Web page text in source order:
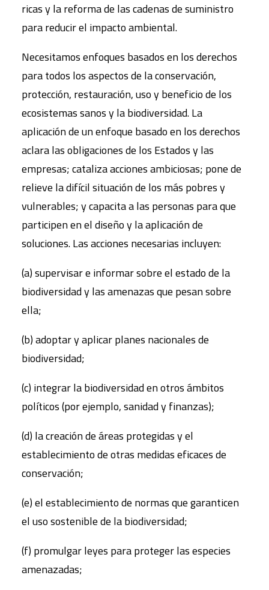
ricas y la reforma de las cadenas de suministro
para reducir el impacto ambiental.
Necesitamos enfoques basados en los derechos
para todos los aspectos de la conservación,
protección, restauración, uso y beneficio de los
ecosistemas sanos y la biodiversidad. La
aplicación de un enfoque basado en los derechos
aclara las obligaciones de los Estados y las
empresas; cataliza acciones ambiciosas; pone de
relieve la difícil situación de los más pobres y
vulnerables; y capacita a las personas para que
participen en el diseño y la aplicación de
soluciones. Las acciones necesarias incluyen:
(a) supervisar e informar sobre el estado de la
biodiversidad y las amenazas que pesan sobre
ella;
(b) adoptar y aplicar planes nacionales de
biodiversidad;
(c) integrar la biodiversidad en otros ámbitos
políticos (por ejemplo, sanidad y finanzas);
(d) la creación de áreas protegidas y el
establecimiento de otras medidas eficaces de
conservación;
(e) el establecimiento de normas que garanticen
el uso sostenible de la biodiversidad;
(f) promulgar leyes para proteger las especies
amenazadas;